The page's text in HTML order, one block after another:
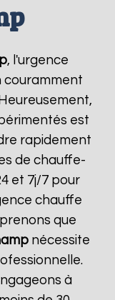
, l'urgence
couramment
est
rapidement
de chauffe-
et 7j/7 pour
chauffe
que
nécessite
à